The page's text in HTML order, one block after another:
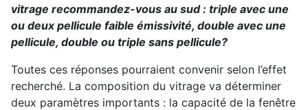
vitrage recommandez-vous au sud : triple avec une
ou deux pellicule faible émissivité, double avec une
pellicule, double ou triple sans pellicule?
Toutes ces réponses pourraient convenir selon l’effet
recherché. La composition du vitrage va déterminer
deux paramètres importants : la capacité de la fenêtre